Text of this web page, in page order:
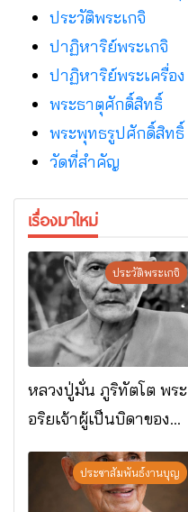
ประวัติพระเกจิ
ปาฏิหาริย์พระเกจิ
ปาฏิหาริย์พระเครื่อง
พระธาตุศักดิ์สิทธิ์
พระพุทธรูปศักดิ์สิทธิ์
วัดที่สําคัญ
เรื่องมาใหม่
ประวัติพระเกจิ
หลวงปู่มั่น ภูริทัตโต พระ
อริยเจ้าผู้เป็นบิดาของ
พระกรรมฐาน
ประชาสัมพันธ์งานบุญ